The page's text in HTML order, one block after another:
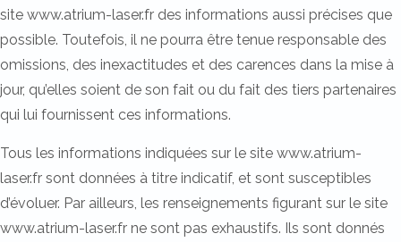
site www.atrium-laser.fr des informations aussi précises que
possible. Toutefois, il ne pourra être tenue responsable des
omissions, des inexactitudes et des carences dans la mise à
jour, qu’elles soient de son fait ou du fait des tiers partenaires
qui lui fournissent ces informations.
Tous les informations indiquées sur le site www.atrium-
laser.fr sont données à titre indicatif, et sont susceptibles
d’évoluer. Par ailleurs, les renseignements figurant sur le site
www.atrium-laser.fr ne sont pas exhaustifs. Ils sont donnés